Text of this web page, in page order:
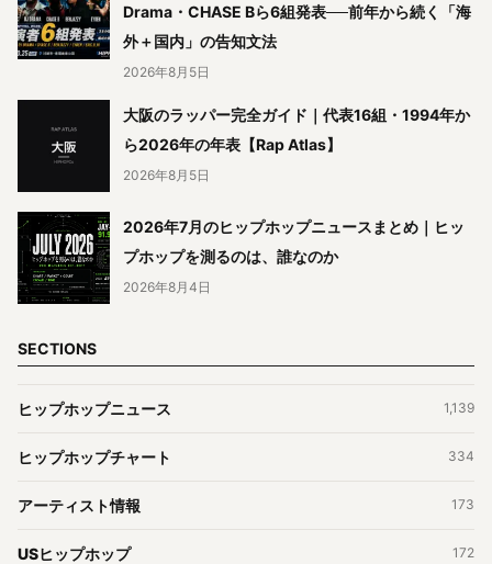
Drama・CHASE Bら6組発表──前年から続く「海
外＋国内」の告知文法
2026年8月5日
大阪のラッパー完全ガイド｜代表16組・1994年か
ら2026年の年表【Rap Atlas】
2026年8月5日
2026年7月のヒップホップニュースまとめ｜ヒッ
プホップを測るのは、誰なのか
2026年8月4日
SECTIONS
ヒップホップニュース 1,139
ヒップホップチャート 334
アーティスト情報 173
USヒップホップ 172